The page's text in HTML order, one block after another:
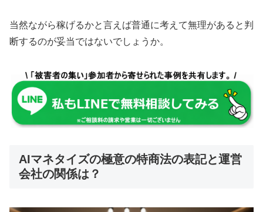
当然ながら稼げるかと言えば普通に考えて無理があると判
断するのが妥当ではないでしょうか。
AIマネタイズの極意の特商法の表記と運営
会社の関係は？